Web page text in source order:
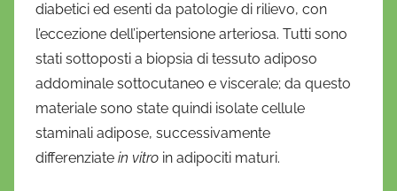
diabetici ed esenti da patologie di rilievo, con
l’eccezione dell’ipertensione arteriosa. Tutti sono
stati sottoposti a biopsia di tessuto adiposo
addominale sottocutaneo e viscerale; da questo
materiale sono state quindi isolate cellule
staminali adipose, successivamente
differenziate in vitro in adipociti maturi.